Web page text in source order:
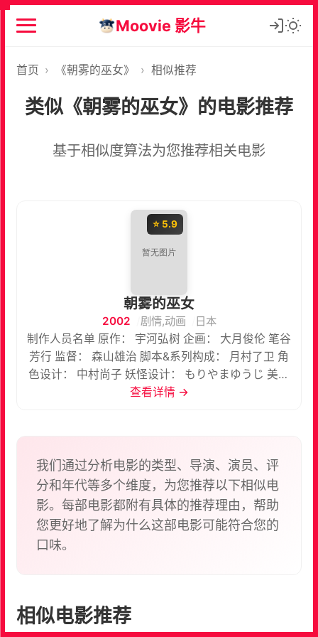
Moovie 影牛
首页 › 《朝雾的巫女》 › 相似推荐
类似《朝雾的巫女》的电影推荐
基于相似度算法为您推荐相关电影
⭐ 5.9
朝雾的巫女
2002 剧情,动画
日本
制作人员名单 原作： 宇河弘树 企画： 大月俊伦 笔谷
芳行 监督： 森山雄治 脚本&系列构成： 月村了卫 角
色设计： 中村尚子 妖怪设计： もりやまゆうじ 美术
监督： 小坂部直子 撮影监督： 山越康司 编集： 小岛
长女仓子、次女柚子及幼女珠，她们是稻生神社的巫
女，为了保护身为审神者后裔的天津忠寻，同时也为
阻止妖魔入侵校园，而组织了「巫女委员会」。当三
姊妹拿出法器施法时，真是酷劲十足呢！尤其是年纪
最小的稗田珠，严肃正经的表情超可爱的；虽然她们
伏魔的杀技纯属虚构，不过所使用的道具、诵唸的祝
多的灵与我们共存，只是平常看不到罢了。 朝雾的巫
女等级与一般巫女不同，能自由自在地操纵包含阴阳
查看详情 →
我们通过分析电影的类型、导演、演员、评
分和年代等多个维度，为您推荐以下相似电
影。每部电影都附有具体的推荐理由，帮助
您更好地了解为什么这部电影可能符合您的
口味。
相似电影推荐